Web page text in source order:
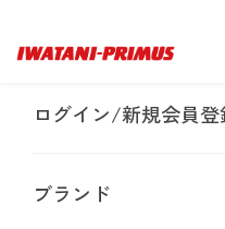
ECサイト公開！購
ログイン/新規会員登
ブランド
SALE トレッキング
ホーム >deuter ダッフルプロパッ